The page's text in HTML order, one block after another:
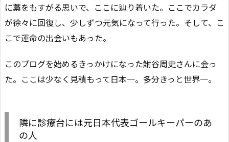
に藁をもすがる思いで、ここに辿り着いた。ここでカラダ
が徐々に回復し、少しずつ元気になって行った。そして、こ
こで運命の出会いもあった。
このブログを始めるきっかけになった鮒谷周史さんに会っ
た。ここは少なく見積もって日本一。多分きっと世界一。
隣に診療台には元日本代表ゴールキーパーのあ
の人